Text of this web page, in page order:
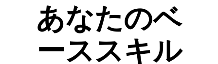
あなたのベ
ーススキル